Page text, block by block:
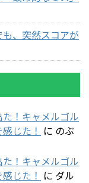
、突然スコアが
！キャメルゴル
じた！ に のぶ
！キャメルゴル
じた！ に ダル